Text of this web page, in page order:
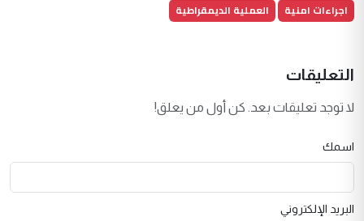
اجراءات امنية
العملية الديمقراطية
التعليقات
لا توجد تعليقات بعد. كن أول من يعلق!
اسمك
البريد الإلكتروني